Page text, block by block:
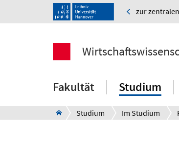
zur
Fakultät Studium
Studium Im Studium